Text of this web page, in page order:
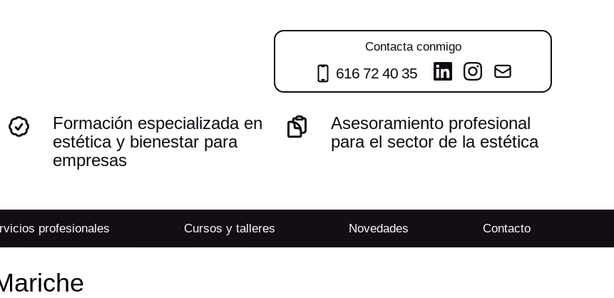
Contacta conmigo
616 72 40 35
Formación especializada en
estética y bienestar para
empresas
Asesoramiento profesional
para el sector de la estética
profesionales Cursos y talleres Novedades Contacto